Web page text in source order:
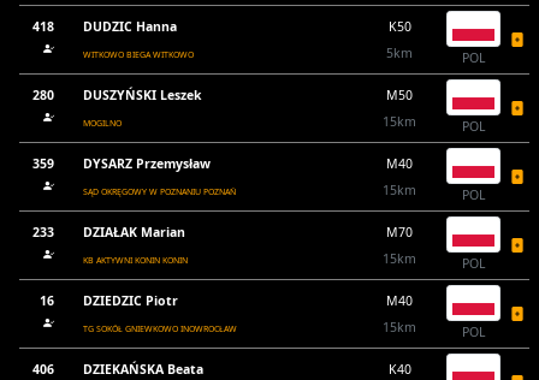
418 DUDZIC Hanna
WITKOWO BIEGA WITKOWO
K50
5km
POL
280 DUSZYŃSKI Leszek
MOGILNO
M50
15km
POL
359 DYSARZ Przemysław
SĄD OKRĘGOWY W POZNANIU POZNAŃ
M40
15km
POL
233 DZIAŁAK Marian
KB AKTYWNI KONIN KONIN
M70
15km
POL
16 DZIEDZIC Piotr
TG SOKÓŁ GNIEWKOWO INOWROCŁAW
M40
15km
POL
406 DZIEKAŃSKA Beata
K40